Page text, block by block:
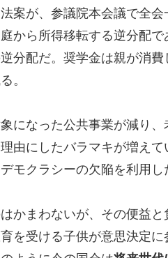
案が、参議院本会議で全
から所得移転する逆分配
分配だ。奨学金は親が消
。
になった公共事業が減り
由にしたバラマキが増え
モクラシーの欠陥を利用し
かまわないが、その便益
を受ける子供が意思決定